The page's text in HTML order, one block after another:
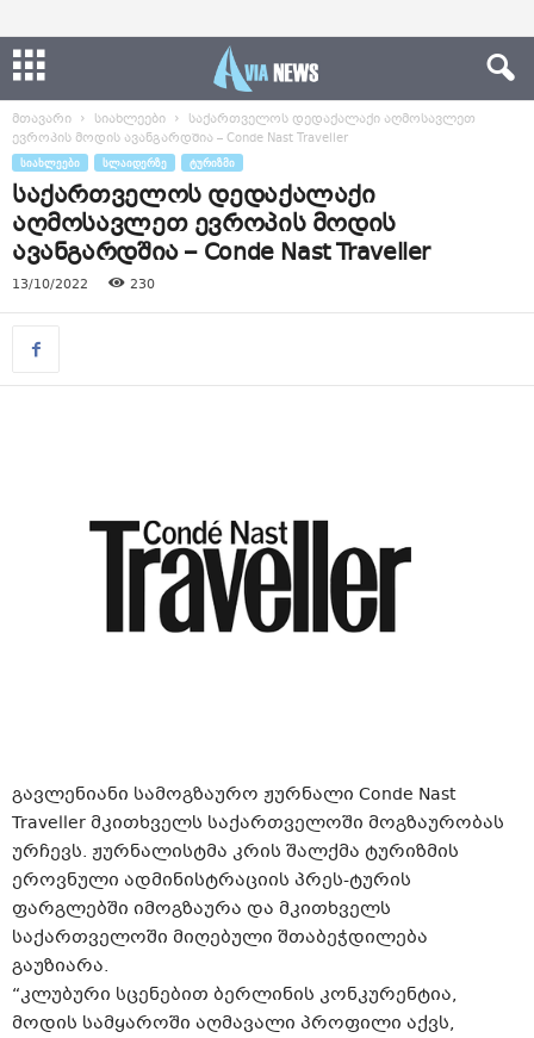
მთავარი სიახლეები
საქართველოს დედაქალაქი აღმოსავლეთ
ევროპის მოდის ავანგარდშია – Conde Nast Traveller
ᲡᲘᲐᲮᲚᲔᲔᲑᲘ ᲡᲚᲐᲘᲓᲔᲠᲖᲔ ᲢᲣᲠᲘᲖᲛᲘ
საქართველოს დედაქალაქი
აღმოსავლეთ ევროპის მოდის
ავანგარდშია – Conde Nast Traveller
13/10/2022 230
გავლენიანი სამოგზაურო ჟურნალი Conde Nast
Traveller მკითხველს საქართველოში მოგზაურობას
ურჩევს. ჟურნალისტმა კრის შალქმა ტურიზმის
ეროვნული ადმინისტრაციის პრეს-ტურის
ფარგლებში იმოგზაურა და მკითხველს
საქართველოში მიღებული შთაბეჭდილება
გაუზიარა.
“კლუბური სცენებით ბერლინის კონკურენტია,
მოდის სამყაროში აღმავალი პროფილი აქვს,